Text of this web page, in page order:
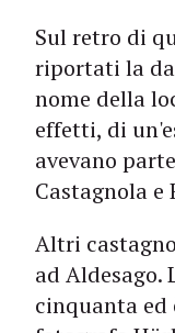
Sul retro di
riportati la
nome della
effetti, di
avevano
Castagnola e
Altri
ad Aldesago.
cinquanta